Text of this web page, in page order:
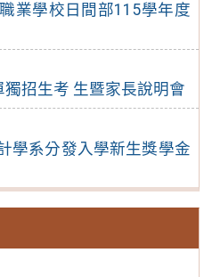
業學校日間部115學年度
招生考 生暨家長說明會
學系分發入學新生獎學金